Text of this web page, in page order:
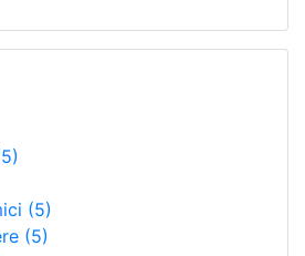
(5)
(5)